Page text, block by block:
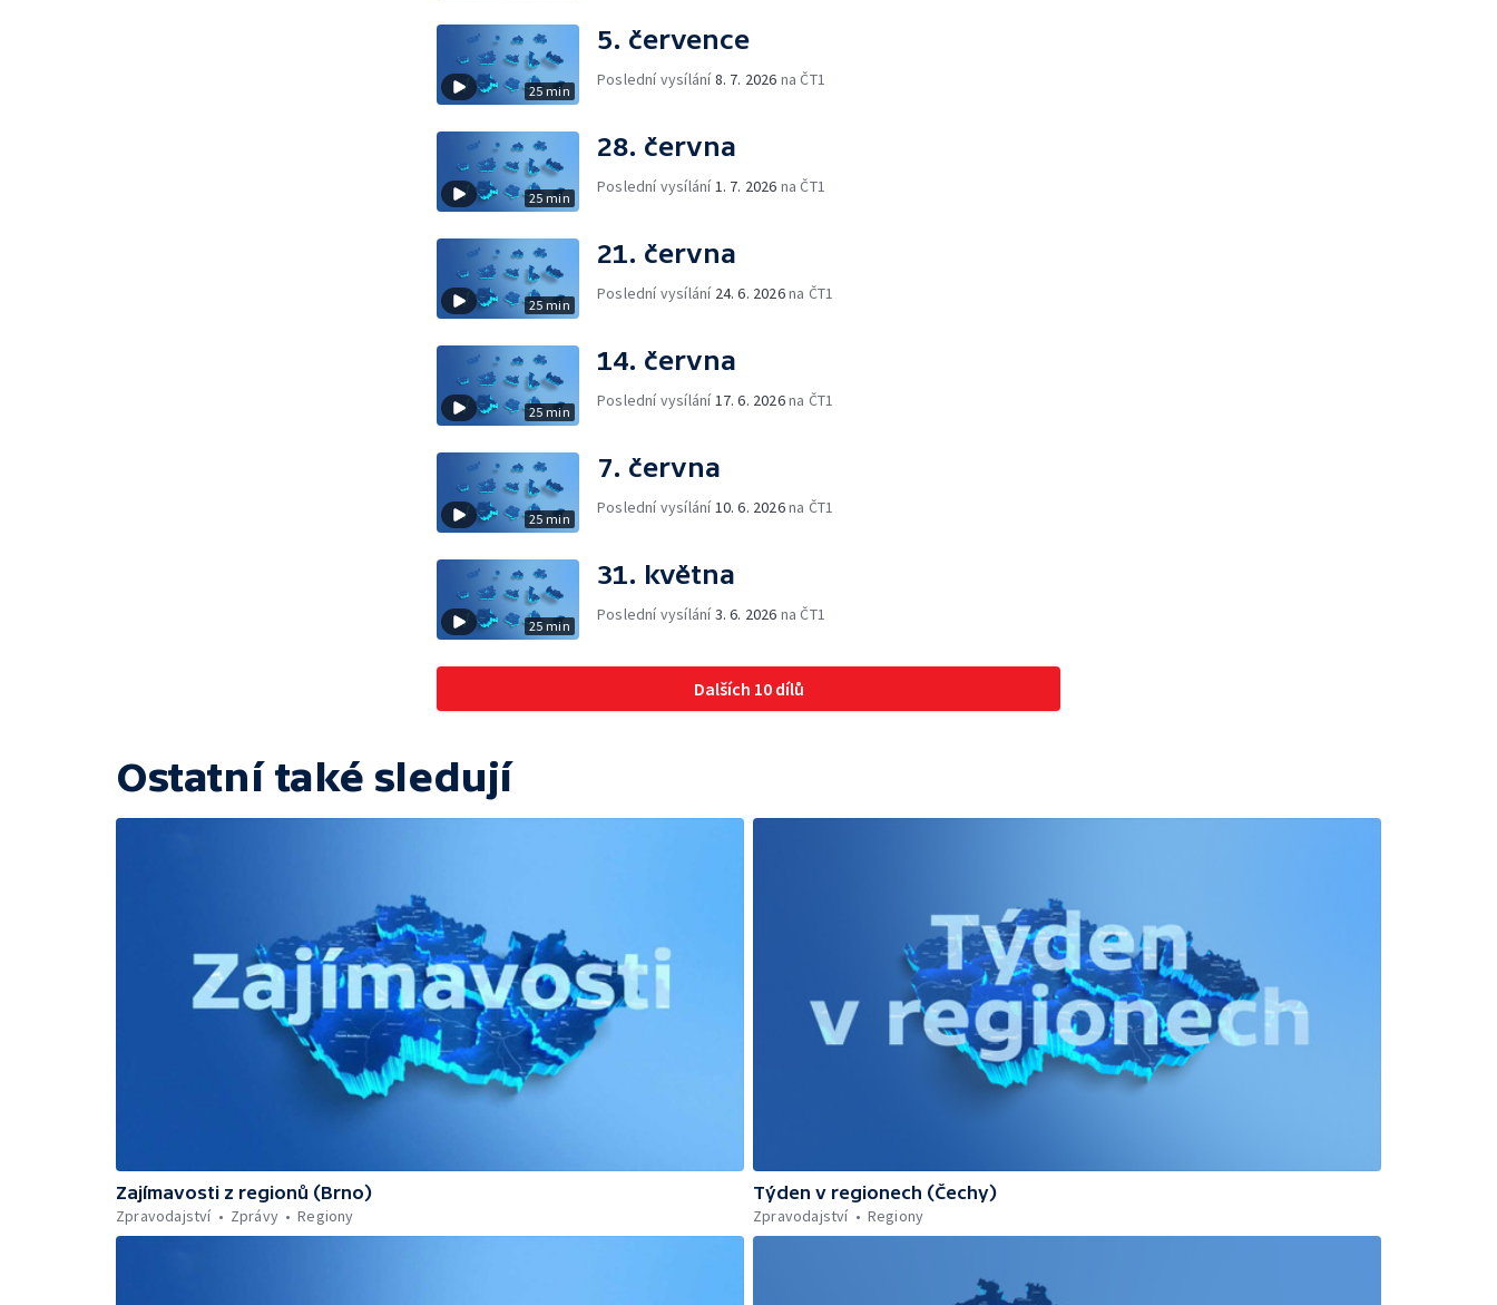
25 min
5. července
Poslední vysílání8. 7. 2026 na ČT1
25 min
28. června
Poslední vysílání 1. 7. 2026 na ČT1
25 min
21. června
Poslední vysílání 24. 6. 2026na ČT1
25 min
14. června
Poslední vysílání 17. 6. 2026na ČT1
25 min
7. června
Poslední vysílání 10. 6. 2026na ČT1
25 min
31. května
Poslední vysílání3. 6. 2026 na ČT1
Dalších 10 dílů
Ostatní také sledují
Zajímavosti z regionů (Brno)
Zpravodajství
Zprávy Regiony
Týden v regionech (Čechy)
Zpravodajství
Regiony